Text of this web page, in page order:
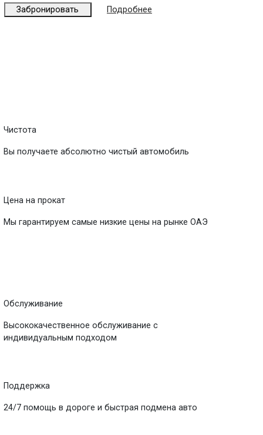
Забронировать Подробнее
Чистота
Вы получаете абсолютно чистый автомобиль
Цена на прокат
Мы гарантируем самые низкие цены на рынке ОАЭ
Обслуживание
Высококачественное обслуживание с
индивидуальным подходом
Поддержка
24/7 помощь в дороге и быстрая подмена авто